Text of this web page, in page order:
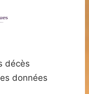
décès
données